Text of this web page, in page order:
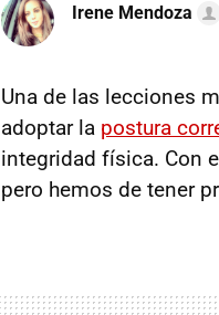
Irene Mendoza
Una de las lecciones
adoptar la postura
integridad física. Con
pero hemos de tener